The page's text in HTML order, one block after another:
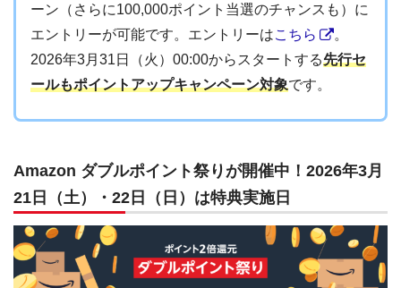
ーン（さらに100,000ポイント当選のチャンスも）に
エントリーが可能です。エントリーはこちら
。
2026年3月31日（火）00:00からスタートする先行セ
ールもポイントアップキャンペーン対象です。
Amazon ダブルポイント祭りが開催中！2026年3月
21日（土）・22日（日）は特典実施日